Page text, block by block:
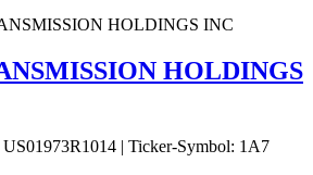
HOLDINGS
| Ticker-Symbol: 1A7